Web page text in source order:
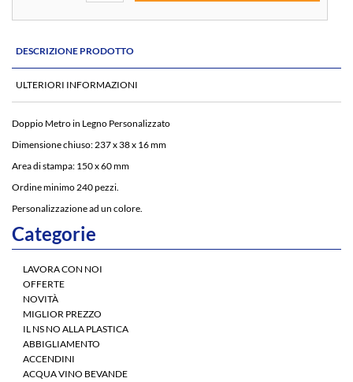
DESCRIZIONE PRODOTTO
ULTERIORI INFORMAZIONI
Doppio Metro in Legno Personalizzato
Dimensione chiuso: 237 x 38 x 16 mm
Area di stampa: 150 x 60 mm
Ordine minimo 240 pezzi.
Personalizzazione ad un colore.
Categorie
LAVORA CON NOI
OFFERTE
NOVITÀ
MIGLIOR PREZZO
IL NS NO ALLA PLASTICA
ABBIGLIAMENTO
ACCENDINI
ACQUA VINO BEVANDE